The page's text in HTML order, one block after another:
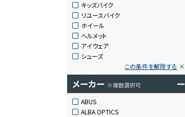
キッズバイク
リユースバイク
ホイール
ヘルメット
アイウェア
シューズ
この条件を解除する
メーカー ※複数選択可 ー
ABUS
ALBA OPTICS